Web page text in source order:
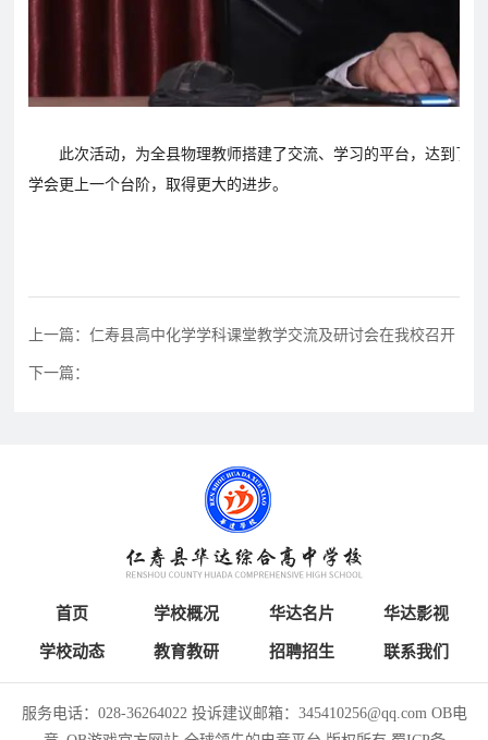
此次活动，为全县物理教师搭建了交流、学习的平台，达到了
学会更上一个台阶，取得更大的进步。
上一篇：仁寿县高中化学学科课堂教学交流及研讨会在我校召开
下一篇：
首页 学校概况 华达名片 华达影视
学校动态 教育教研 招聘招生 联系我们
服务电话：028-36264022 投诉建议邮箱：345410256@qq.com OB电